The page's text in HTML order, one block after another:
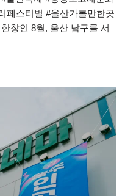
페스티벌 #울산가볼만한곳
창인 8월, 울산 남구를 서